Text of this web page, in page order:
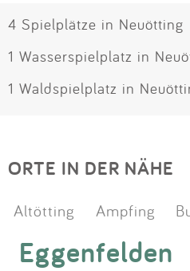
4 Spielplätze in Neuötting
1 Wasserspielplatz in
1 Waldspielplatz in
ORTE IN DER NÄHE
Altötting Ampfing
Eggenfelden